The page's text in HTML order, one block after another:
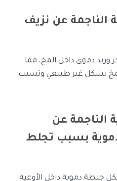
الناجمة عن نزيف
وريد دموي داخل المخ، مما
بشكل غير طبيعي وتسبب
الناجمة عن
بسبب تجلط
جلطة دموية داخل الأوعية